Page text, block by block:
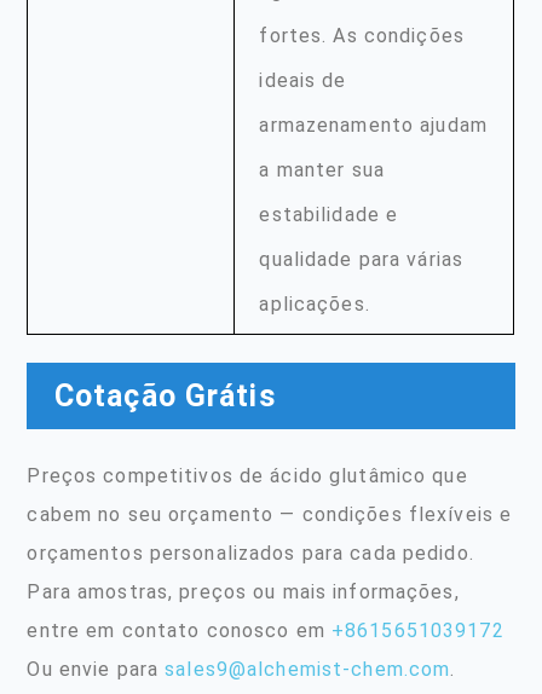
fortes. As condições
ideais de
armazenamento ajudam
a manter sua
estabilidade e
qualidade para várias
aplicações.
Cotação Grátis
Preços competitivos de ácido glutâmico que
cabem no seu orçamento — condições flexíveis e
orçamentos personalizados para cada pedido.
Para amostras, preços ou mais informações,
entre em contato conosco em +8615651039172
Ou envie parasales9@alchemist-chem.com